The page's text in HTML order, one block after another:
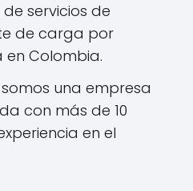
servicios de
de carga por
Colombia.
una empresa
con más de 10
en el